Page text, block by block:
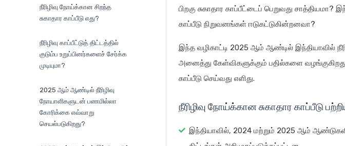
நீரிழிவு நோய்க்கான சிறந்த
சுகாதார காப்பீடு எது?
நீரிழிவு காப்பீட்டுத் திட்டத்தில்
குடும்ப உறுப்பினர்களைச் சேர்க்க
முடியுமா?
2025 ஆம் ஆண்டில் நீரிழிவு
நோயாளிகளுடன் பணமில்லா
கோரிக்கை எவ்வாறு
செயல்படுகிறது?
பிறகு சுகாதார காப்பீட்டைப் பெறுவது
காப்பீடு நிறுவனங்கள் ஈடுகட்டுகின்றனவா?
இந்த வழிகாட்டி 2025 ஆம் ஆண்டில் இந்தியாவில்
அனைத்து கேள்விகளுக்கும் பதில்களை
காப்பீடு செய்வது எளிது.
நீரிழிவு நோய்க்கான சுகாதார காப்பீடு
இந்தியாவில், 2024 மற்றும் 2025 ஆம் ஆண்டுகளில்